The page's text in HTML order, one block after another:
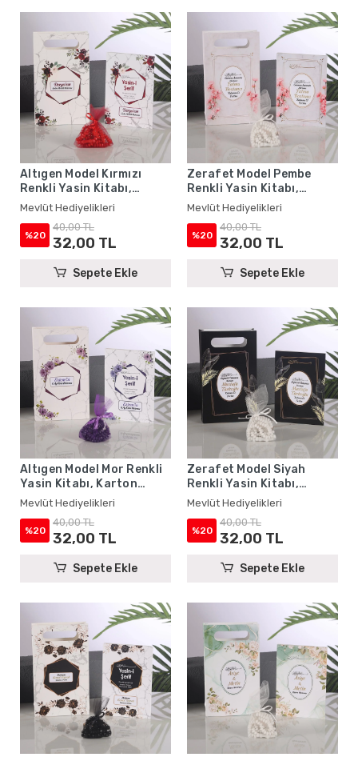
Altıgen Model Kırmızı
Renkli Yasin Kitabı,
Karton Çanta ve Tesbih -
Mevlüt Hediyelikleri
Mevlüt Hediyelikleri
%20
40,00 TL
32,00 TL
Sepete Ekle
Zerafet Model Pembe
Renkli Yasin Kitabı,
Karton Çanta ve Tesbih -
Mevlüt Hediyelikleri
Mevlüt Hediyelikleri
%20
40,00 TL
32,00 TL
Sepete Ekle
Altıgen Model Mor Renkli
Yasin Kitabı, Karton
Çanta ve Tesbih - Mevlüt
Hediyelikleri
Mevlüt Hediyelikleri
%20
40,00 TL
32,00 TL
Sepete Ekle
Zerafet Model Siyah
Renkli Yasin Kitabı,
Karton Çanta ve Tesbih -
Mevlüt Hediyelikleri
Mevlüt Hediyelikleri
%20
40,00 TL
32,00 TL
Sepete Ekle